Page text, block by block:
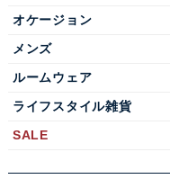
オケージョン
メンズ
ルームウェア
ライフスタイル雑貨
SALE